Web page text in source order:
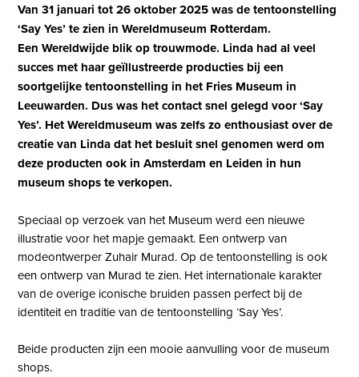
Van 31 januari tot 26 oktober 2025 was de tentoonstelling
‘Say Yes’ te zien in Wereldmuseum Rotterdam.
Een Wereldwijde blik op trouwmode. Linda had al veel
succes met haar geïllustreerde producties bij een
soortgelijke tentoonstelling in het Fries Museum in
Leeuwarden. Dus was het contact snel gelegd voor ‘Say
Yes’. Het Wereldmuseum was zelfs zo enthousiast over de
creatie van Linda dat het besluit snel genomen werd om
deze producten ook in Amsterdam en Leiden in hun
museum shops te verkopen.
Speciaal op verzoek van het Museum werd een nieuwe
illustratie voor het mapje gemaakt. Een ontwerp van
modeontwerper Zuhair Murad. Op de tentoonstelling is ook
een ontwerp van Murad te zien. Het internationale karakter
van de overige iconische bruiden passen perfect bij de
identiteit en traditie van de tentoonstelling ‘Say Yes’.
Beide producten zijn een mooie aanvulling voor de museum
shops.